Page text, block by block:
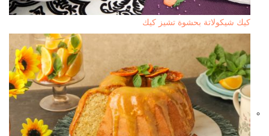
كيك شيكولاتة بحشوة تشيز كيك